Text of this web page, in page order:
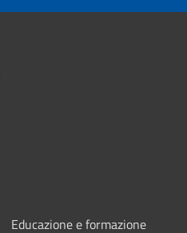
Educazione e formazione